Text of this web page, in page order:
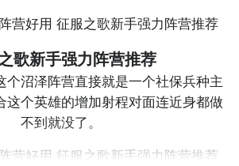
回合可以提供1混沌1创造精华。
华需求，再通过搭配单位来获得相应
大量秩序精华，甚至可以将盾卫拆分
每支盾卫在他的回合都会提供秩序精
歌新手强力阵营推荐
沼泽阵营直接就是一个社保兵种主
这个英雄的增加射程对面连近身都做
不到就没了。